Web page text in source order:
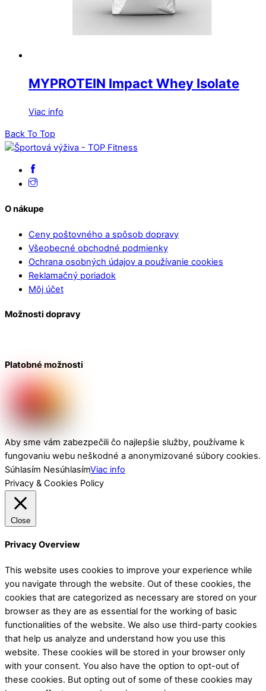
MYPROTEIN Impact Whey Isolate
Viac info
Back To Top
O nákupe
Ceny poštovného a spôsob dopravy
Všeobecné obchodné podmienky
Ochrana osobných údajov a používanie cookies
Reklamačný poriadok
Môj účet
Možnosti dopravy
Platobné možnosti
Aby sme vám zabezpečili čo najlepšie služby, používame k
fungovaniu webu neškodné a anonymizované súbory cookies.
Súhlasím NesúhlasímViac info
Privacy & Cookies Policy
Close
Privacy Overview
This website uses cookies to improve your experience while
you navigate through the website. Out of these cookies, the
cookies that are categorized as necessary are stored on your
browser as they are as essential for the working of basic
functionalities of the website. We also use third-party cookies
that help us analyze and understand how you use this
website. These cookies will be stored in your browser only
with your consent. You also have the option to opt-out of
these cookies. But opting out of some of these cookies may